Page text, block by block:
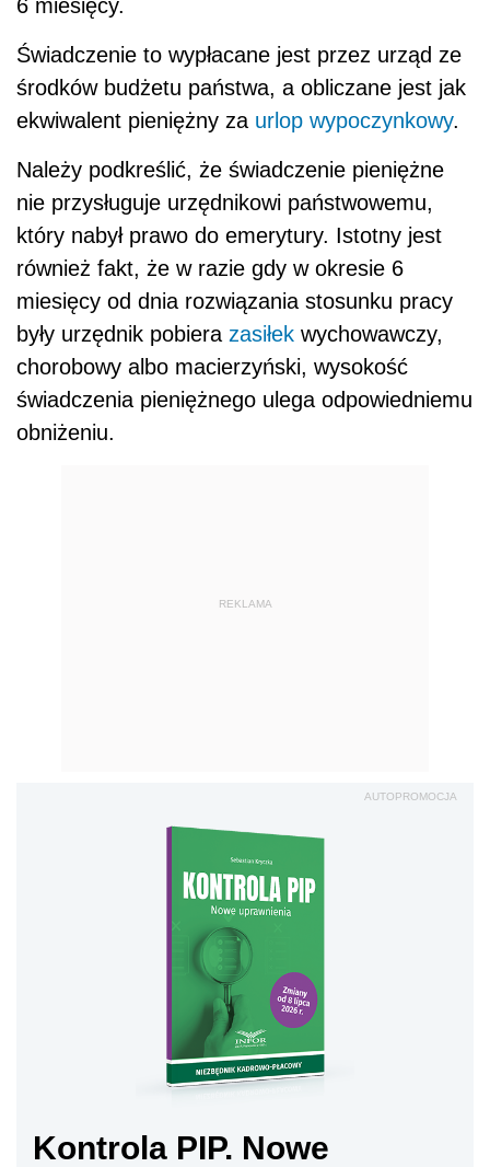
6 miesięcy.
Świadczenie to wypłacane jest przez urząd ze
środków budżetu państwa, a obliczane jest jak
ekwiwalent pieniężny za urlop wypoczynkowy.
Należy podkreślić, że świadczenie pieniężne
nie przysługuje urzędnikowi państwowemu,
który nabył prawo do emerytury. Istotny jest
również fakt, że w razie gdy w okresie 6
miesięcy od dnia rozwiązania stosunku pracy
były urzędnik pobiera zasiłek wychowawczy,
chorobowy albo macierzyński, wysokość
świadczenia pieniężnego ulega odpowiedniemu
obniżeniu.
REKLAMA
AUTOPROMOCJA
Kontrola PIP. Nowe